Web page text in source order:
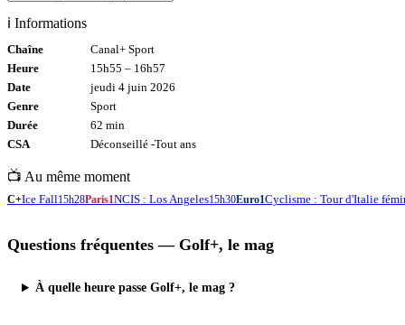
ℹ️ Informations
Chaîne
Canal+ Sport
Heure
15h55 – 16h57
Date
jeudi 4 juin 2026
Genre
Sport
Durée
62 min
CSA
Déconseillé -Tout ans
📺 Au même moment
C+Ice Fall15h28Paris1NCIS : Los Angeles15h30Euro1Cyclisme : Tour d'Italie
Questions fréquentes — Golf+, le mag
À quelle heure passe Golf+, le mag ?